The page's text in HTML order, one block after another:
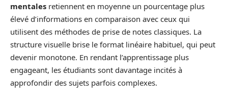
mentales retiennent en moyenne un pourcentage plus
élevé d’informations en comparaison avec ceux qui
utilisent des méthodes de prise de notes classiques. La
structure visuelle brise le format linéaire habituel, qui peut
devenir monotone. En rendant l’apprentissage plus
engageant, les étudiants sont davantage incités à
approfondir des sujets parfois complexes.